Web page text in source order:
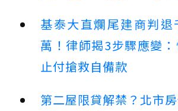
基泰大直爛尾建商判退
萬！律師揭3步驟應變
止付搶救自備款
第二屋限貸解禁？北市